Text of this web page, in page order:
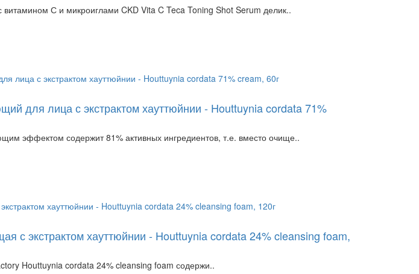
С и микроиглами CKD Vita C Teca Toning Shot Serum делик..
для лица с экстрактом хауттюйнии - Houttuynia cordata 71%
эффектом содержит 81% активных ингредиентов, т.е. вместо очище..
с экстрактом хауттюйнии - Houttuynia cordata 24% cleansing foam,
Houttuynia cordata 24% cleansing foam содержи..